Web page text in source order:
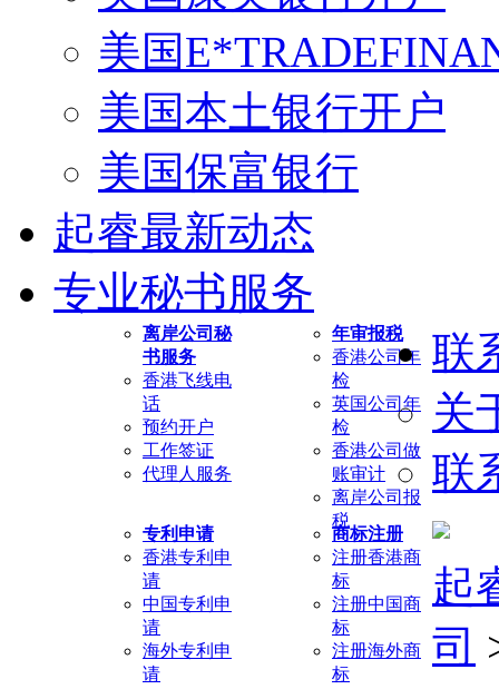
美国
美国本土银行开户
美国保富银行
起睿最新动态
专业秘书服务
离岸公司秘
书服务
香港飞线电
话
预约开户
工作签证
代理人服务
年审报税
香港公司年
检
英国公司年
检
香港公司做
账审计
离岸公司报
税
专利申请
香港专利申
请
中国专利申
请
海外专利申
请
商标注册
注册香港商
标
注册中国商
标
注册海外商
标
联
关
联
起
司